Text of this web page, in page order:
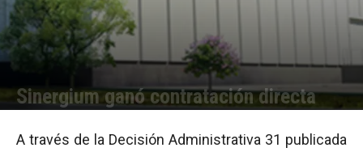
Sinergium ganó contratación directa
A través de la Decisión Administrativa 31 publicada